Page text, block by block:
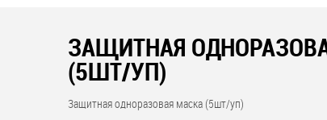
ЗАЩИТНАЯ
(5ШТ/УП)
Защитная одноразовая маска (5шт/уп)